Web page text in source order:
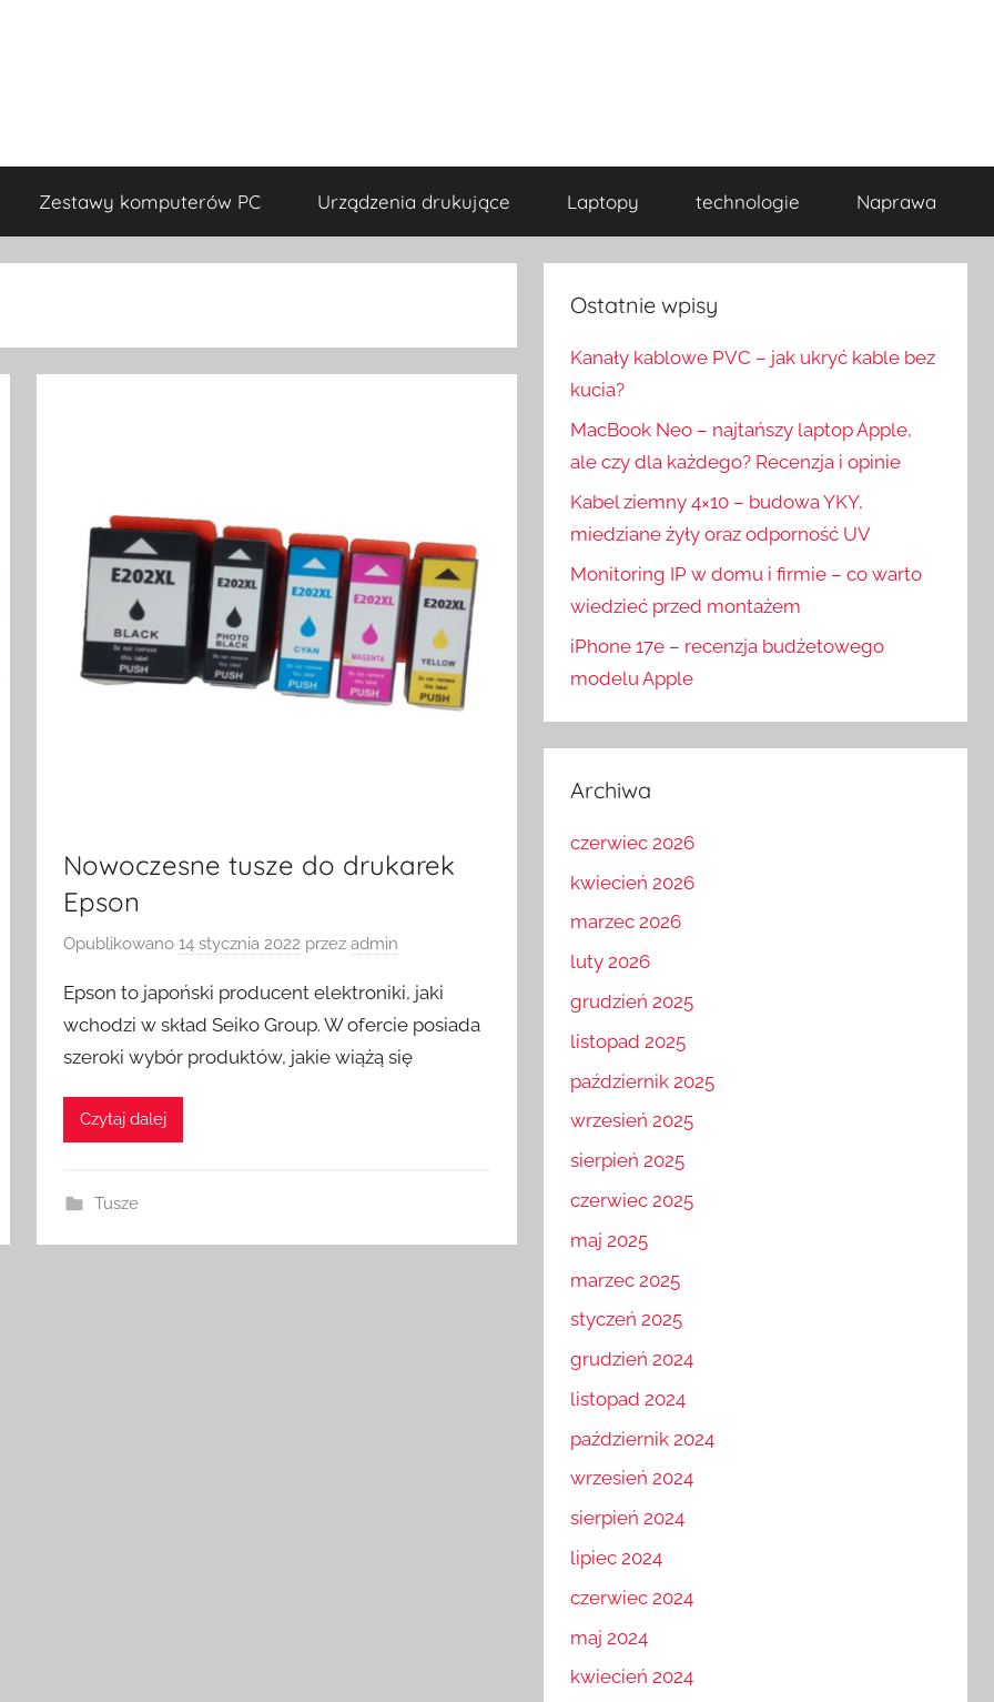
Zestawy komputerów PC Urządzenia drukujące Laptopy technologie Naprawa
Nowoczesne tusze do drukarek
Epson
Opublikowano14 stycznia 2022 przezadmin
Epson to japoński producent elektroniki, jaki
wchodzi w skład Seiko Group. W ofercie posiada
szeroki wybór produktów, jakie wiążą się
Czytaj dalej
Tusze
Ostatnie wpisy
Kanały kablowe PVC – jak ukryć kable bez
kucia?
MacBook Neo – najtańszy laptop Apple,
ale czy dla każdego? Recenzja i opinie
Kabel ziemny 4×10 – budowa YKY,
miedziane żyły oraz odporność UV
Monitoring IP w domu i firmie – co warto
wiedzieć przed montażem
iPhone 17e – recenzja budżetowego
modelu Apple
Archiwa
czerwiec 2026
kwiecień 2026
marzec 2026
luty 2026
grudzień 2025
listopad 2025
październik 2025
wrzesień 2025
sierpień 2025
czerwiec 2025
maj 2025
marzec 2025
styczeń 2025
grudzień 2024
listopad 2024
październik 2024
wrzesień 2024
sierpień 2024
lipiec 2024
czerwiec 2024
maj 2024
kwiecień 2024